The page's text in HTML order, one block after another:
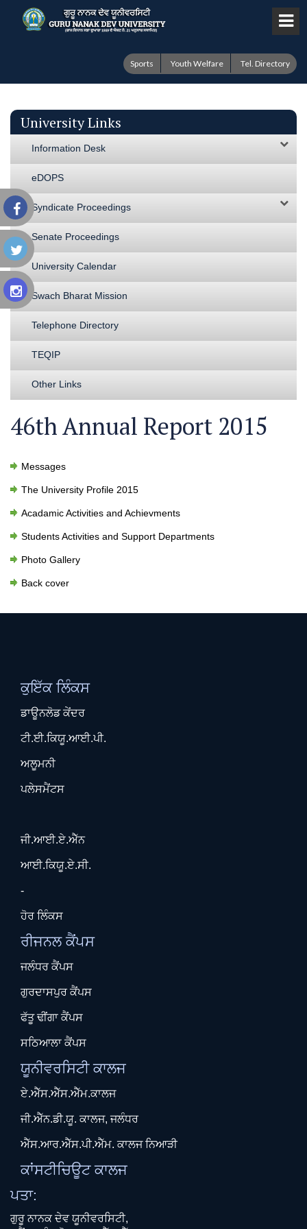
Sports Youth Welfare Tel. Directory
University Links
Information Desk
eDOPS
Syndicate Proceedings
Senate Proceedings
University Calendar
Swach Bharat Mission
Telephone Directory
TEQIP
Other Links
46th Annual Report 2015
Messages
The University Profile 2015
Acadamic Activities and Achievments
Students Activities and Support Departments
Photo Gallery
Back cover
ਕੁਇੱਕ ਲਿੰਕਸ
ਡਾਊਨਲੋਡ ਕੇਂਦਰ
ਟੀ.ਈ.ਕਿਯੂ.ਆਈ.ਪੀ.
ਅਲੂਮਨੀ
ਪਲੇਸਮੈਂਟਸ
ਜੀ.ਆਈ.ਏ.ਐੱਨ
ਆਈ.ਕਿਯੂ.ਏ.ਸੀ.
-
ਹੋਰ ਲਿੰਕਸ
ਰੀਜਨਲ ਕੈਂਪਸ
ਜਲੰਧਰ ਕੈਂਪਸ
ਗੁਰਦਾਸਪੁਰ ਕੈਂਪਸ
ਫੱਤੂ ਢੀਂਗਾ ਕੈਂਪਸ
ਸਠਿਆਲਾ ਕੈਂਪਸ
ਯੂਨੀਵਰਸਿਟੀ ਕਾਲਜ
ਏ.ਐੱਸ.ਐੱਸ.ਐੱਮ.ਕਾਲਜ
ਜੀ.ਐੱਨ.ਡੀ.ਯੂ. ਕਾਲਜ, ਜਲੰਧਰ
ਐੱਸ.ਆਰ.ਐੱਸ.ਪੀ.ਐੱਮ. ਕਾਲਜ ਨਿਆੜੀ
ਕਾਂਸਟੀਚਿਊਟ ਕਾਲਜ
ਪਤਾ:
ਗੁਰੂ ਨਾਨਕ ਦੇਵ ਯੂਨੀਵਰਸਿਟੀ,